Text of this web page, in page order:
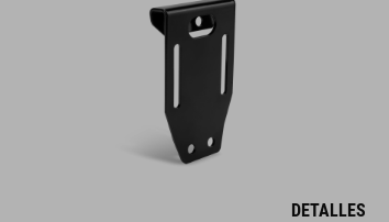
DETALLES